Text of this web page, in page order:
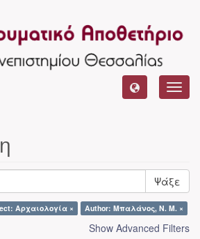
Ψάξε
Αρχαιολογία × Author: Μπαλάνος, Ν. Μ. ×
Show Advanced Filters